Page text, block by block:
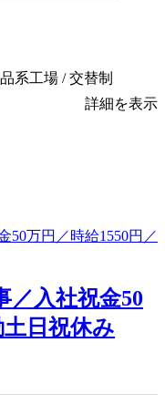
系工場 / 交替制
詳細を表示
／入社祝金50
日祝休み